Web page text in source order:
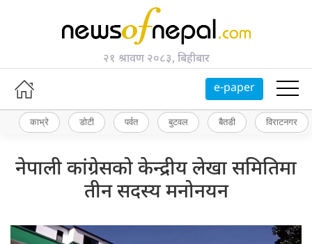
२१ श्रावण २०८३, बिहीबार
e-paper
काभ्रे डोटी पर्वत बुटवल बैतडी विराटनगर
नेपाली कांग्रेसको केन्द्रीय लेखा समितिमा
तीन सदस्य मनोनयन